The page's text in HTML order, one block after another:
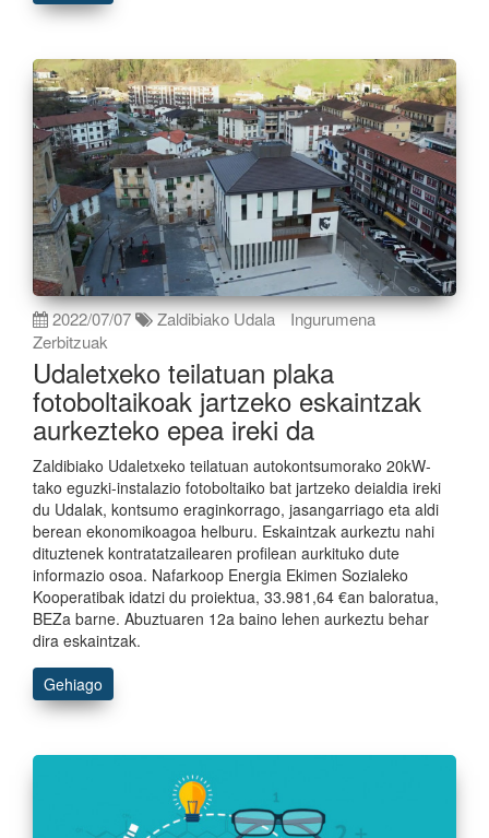
2022/07/07 Zaldibiako Udala
Ingurumena
Zerbitzuak
Udaletxeko teilatuan plaka
fotoboltaikoak jartzeko eskaintzak
aurkezteko epea ireki da
Zaldibiako Udaletxeko teilatuan autokontsumorako 20kW-
tako eguzki-instalazio fotoboltaiko bat jartzeko deialdia ireki
du Udalak, kontsumo eraginkorrago, jasangarriago eta aldi
berean ekonomikoagoa helburu. Eskaintzak aurkeztu nahi
dituztenek kontratatzailearen profilean aurkituko dute
informazio osoa. Nafarkoop Energia Ekimen Sozialeko
Kooperatibak idatzi du proiektua, 33.981,64 €an baloratua,
BEZa barne. Abuztuaren 12a baino lehen aurkeztu behar
dira eskaintzak.
Gehiago